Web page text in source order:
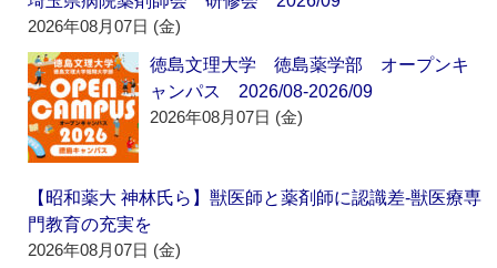
2026年08月07日 (金)
徳島文理大学 徳島薬学部 オープンキ
ャンパス 2026/08-2026/09
2026年08月07日 (金)
【昭和薬大 神林氏ら】獣医師と薬剤師に認識差‐獣医療専
門教育の充実を
2026年08月07日 (金)